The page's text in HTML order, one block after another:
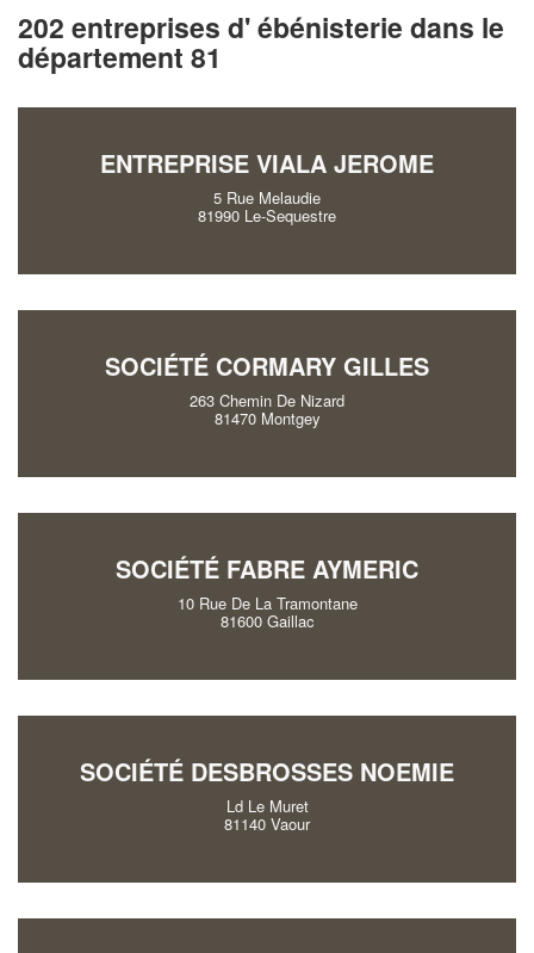
202 entreprises d' ébénisterie dans le
département 81
ENTREPRISE VIALA JEROME
5 Rue Melaudie
81990 Le-Sequestre
SOCIÉTÉ CORMARY GILLES
263 Chemin De Nizard
81470 Montgey
SOCIÉTÉ FABRE AYMERIC
10 Rue De La Tramontane
81600 Gaillac
SOCIÉTÉ DESBROSSES NOEMIE
Ld Le Muret
81140 Vaour